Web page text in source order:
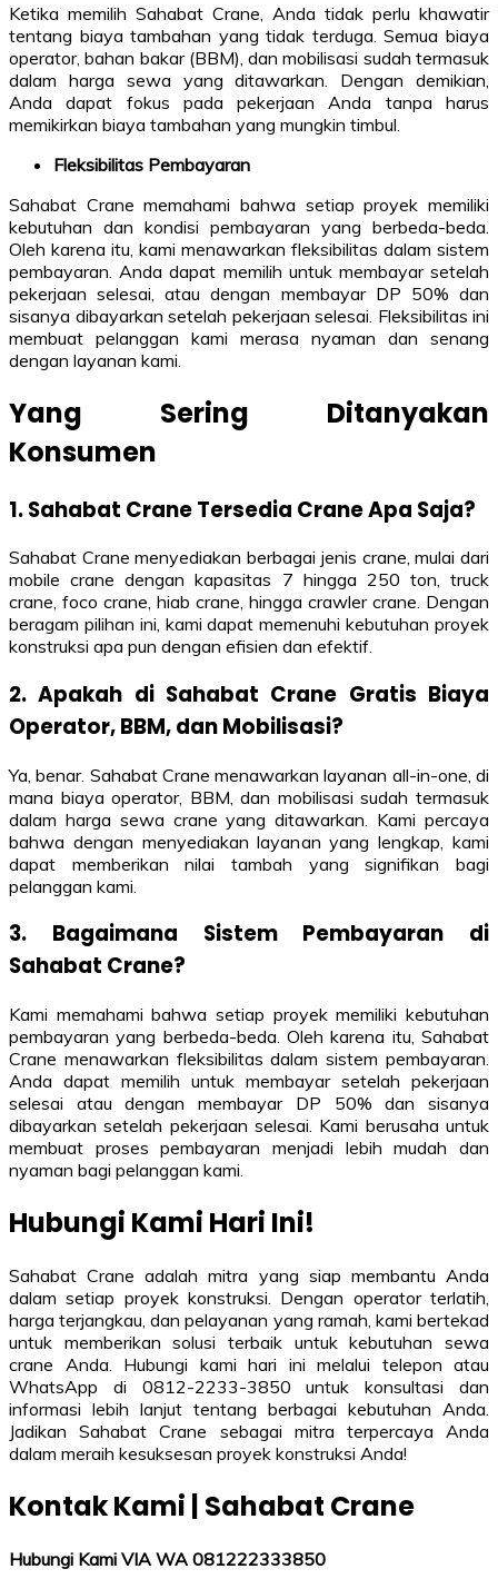
Ketika memilih Sahabat Crane, Anda tidak perlu khawatir
tentang biaya tambahan yang tidak terduga. Semua biaya
operator, bahan bakar (BBM), dan mobilisasi sudah termasuk
dalam harga sewa yang ditawarkan. Dengan demikian,
Anda dapat fokus pada pekerjaan Anda tanpa harus
memikirkan biaya tambahan yang mungkin timbul.
Fleksibilitas Pembayaran
Sahabat Crane memahami bahwa setiap proyek memiliki
kebutuhan dan kondisi pembayaran yang berbeda-beda.
Oleh karena itu, kami menawarkan fleksibilitas dalam sistem
pembayaran. Anda dapat memilih untuk membayar setelah
pekerjaan selesai, atau dengan membayar DP 50% dan
sisanya dibayarkan setelah pekerjaan selesai. Fleksibilitas ini
membuat pelanggan kami merasa nyaman dan senang
dengan layanan kami.
Yang Sering Ditanyakan
Konsumen
1. Sahabat Crane Tersedia Crane Apa Saja?
Sahabat Crane menyediakan berbagai jenis crane, mulai dari
mobile crane dengan kapasitas 7 hingga 250 ton, truck
crane, foco crane, hiab crane, hingga crawler crane. Dengan
beragam pilihan ini, kami dapat memenuhi kebutuhan proyek
konstruksi apa pun dengan efisien dan efektif.
2. Apakah di Sahabat Crane Gratis Biaya
Operator, BBM, dan Mobilisasi?
Ya, benar. Sahabat Crane menawarkan layanan all-in-one, di
mana biaya operator, BBM, dan mobilisasi sudah termasuk
dalam harga sewa crane yang ditawarkan. Kami percaya
bahwa dengan menyediakan layanan yang lengkap, kami
dapat memberikan nilai tambah yang signifikan bagi
pelanggan kami.
3. Bagaimana Sistem Pembayaran di
Sahabat Crane?
Kami memahami bahwa setiap proyek memiliki kebutuhan
pembayaran yang berbeda-beda. Oleh karena itu, Sahabat
Crane menawarkan fleksibilitas dalam sistem pembayaran.
Anda dapat memilih untuk membayar setelah pekerjaan
selesai atau dengan membayar DP 50% dan sisanya
dibayarkan setelah pekerjaan selesai. Kami berusaha untuk
membuat proses pembayaran menjadi lebih mudah dan
nyaman bagi pelanggan kami.
Hubungi Kami Hari Ini!
Sahabat Crane adalah mitra yang siap membantu Anda
dalam setiap proyek konstruksi. Dengan operator terlatih,
harga terjangkau, dan pelayanan yang ramah, kami bertekad
untuk memberikan solusi terbaik untuk kebutuhan sewa
crane Anda. Hubungi kami hari ini melalui telepon atau
WhatsApp di 0812-2233-3850 untuk konsultasi dan
informasi lebih lanjut tentang berbagai kebutuhan Anda.
Jadikan Sahabat Crane sebagai mitra terpercaya Anda
dalam meraih kesuksesan proyek konstruksi Anda!
Kontak Kami | Sahabat Crane
Hubungi Kami VIA WA 081222333850